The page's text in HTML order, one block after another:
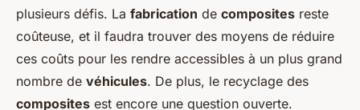
plusieurs défis. La fabrication de composites reste
coûteuse, et il faudra trouver des moyens de réduire
ces coûts pour les rendre accessibles à un plus grand
nombre de véhicules. De plus, le recyclage des
composites est encore une question ouverte.